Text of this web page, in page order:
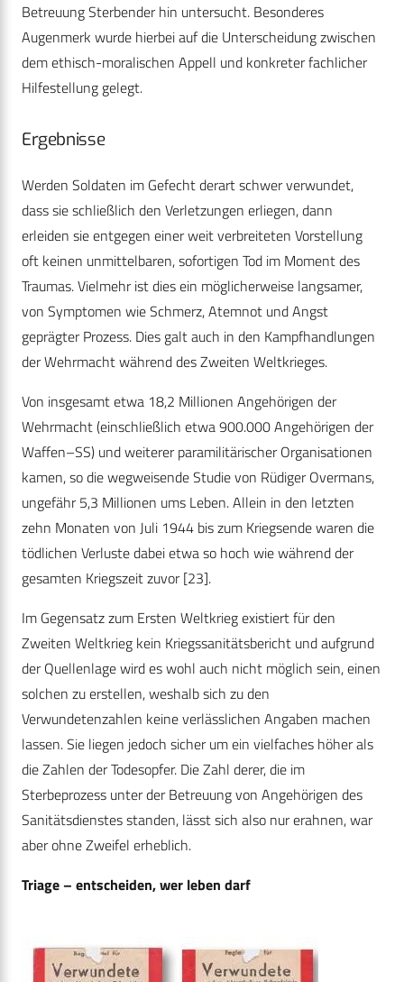
Betreuung Sterbender hin untersucht. Besonderes
Augenmerk wurde hierbei auf die Unterscheidung zwischen
dem ethisch-moralischen Appell und konkreter fachlicher
Hilfestellung gelegt.
Ergebnisse
Werden Soldaten im Gefecht derart schwer verwundet,
dass sie schließlich den Verletzungen erliegen, dann
erleiden sie entgegen einer weit verbreiteten Vorstellung
oft keinen unmittelbaren, sofortigen Tod im Moment des
Traumas. Vielmehr ist dies ein möglicherweise langsamer,
von Symptomen wie Schmerz, Atemnot und Angst
geprägter Prozess. Dies galt auch in den Kampfhandlungen
der Wehrmacht während des Zweiten Weltkrieges.
Von insgesamt etwa 18,2 Millionen Angehörigen der
Wehrmacht (einschließlich etwa 900.000 Angehörigen der
Waffen–SS) und weiterer paramilitärischer Organisationen
kamen, so die wegweisende Studie von Rüdiger Overmans,
ungefähr 5,3 Millionen ums Leben. Allein in den letzten
zehn Monaten von Juli 1944 bis zum Kriegsende waren die
tödlichen Verluste dabei etwa so hoch wie während der
gesamten Kriegszeit zuvor [23].
Im Gegensatz zum Ersten Weltkrieg existiert für den
Zweiten Weltkrieg kein Kriegssanitätsbericht und aufgrund
der Quellenlage wird es wohl auch nicht möglich sein, einen
solchen zu erstellen, weshalb sich zu den
Verwundetenzahlen keine verlässlichen Angaben machen
lassen. Sie liegen jedoch sicher um ein vielfaches höher als
die Zahlen der Todesopfer. Die Zahl derer, die im
Sterbeprozess unter der Betreuung von Angehörigen des
Sanitätsdienstes standen, lässt sich also nur erahnen, war
aber ohne Zweifel erheblich.
Triage – entscheiden, wer leben darf